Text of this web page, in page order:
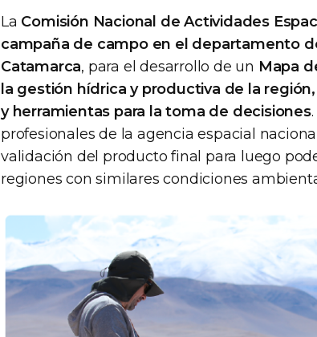
La Comisión Nacional de Actividades
campaña de campo en el departamento
Catamarca, para el desarrollo de un Mapa
la gestión hídrica y productiva de la
y herramientas para la toma de decisiones
profesionales de la agencia espacial
validación del producto final para luego
regiones con similares condiciones